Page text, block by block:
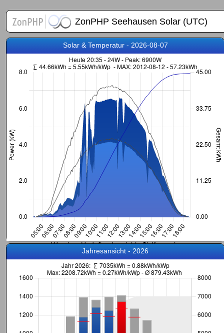
ZonPHP Seehausen Solar (UTC)
Solar & Temperatur - 2026-08-07
Warning: Undefined variable $isIframe in
/home/users/seehausen/www/org/seehausen/solar/charts/day_chart.
phpon line280
Jahresansicht - 2026